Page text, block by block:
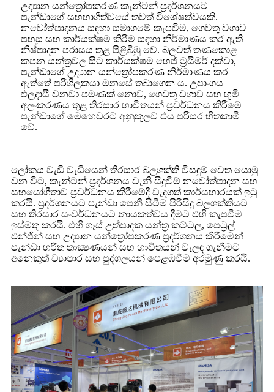
උද්‍යාන යන්ත්‍රෝපකරණ කැන්ටන් ප්‍රදර්ශනයට
පැන්ඩාගේ සහභාගීත්වයේ තවත් විශේෂත්වයකි.
නවෝත්පාදනය සඳහා සමාගමේ කැපවීම, ගෙවතු වගාව
පහසු සහ කාර්යක්ෂම කිරීම සඳහා නිර්මාණය කර ඇති
නිෂ්පාදන පරාසය තුළ පිළිබිඹු වේ. බලවත් තණකොළ
කපන යන්ත්‍රවල සිට කාර්යක්ෂම හෙජ් ට්‍රයිමර් දක්වා,
පැන්ඩාගේ උද්‍යාන යන්ත්‍රෝපකරණ නිර්මාණය කර
ඇත්තේ පරිශීලකයා මනසේ තබාගෙන ය. උපාංගය
ඵලදායී වනවා පමණක් නොව, ගෙවතු වගාව සහ භූමි
අලංකරණය තුළ තිරසාර භාවිතයන් ප්‍රවර්ධනය කිරීමේ
පැන්ඩාගේ මෙහෙවරට අනුකූලව එය පරිසර හිතකාමී
වේ.
ලෝකය වැඩි වැඩියෙන් තිරසාර බලශක්ති විසඳුම් වෙත යොමු
වන විට, කැන්ටන් ප්‍රදර්ශනය වැනි සිදුවීම් නවෝත්පාදන සහ
සහයෝගීතාව ප්‍රවර්ධනය කිරීමේදී වැදගත් කාර්යභාරයක් ඉටු
කරයි. ප්‍රදර්ශනයට පැන්ඩා පෙනී සිටීම පිරිසිදු බලශක්තියට
සහ තිරසාර සංවර්ධනයට නායකත්වය දීමට එහි කැපවීම
ඉස්මතු කරයි. එහි ගෑස් උත්පාදක යන්ත්‍ර කට්ටල, පෙට්‍රල්
එන්ජින් සහ උද්‍යාන යන්ත්‍රෝපකරණ ප්‍රදර්ශනය කිරීමෙන්
පැන්ඩා හරිත තාක්‍ෂණයන් සහ භාවිතයන් වැලඳ ගැනීමට
අනෙකුත් ව්‍යාපාර සහ පුද්ගලයන් පෙළඹවීම අරමුණු කරයි.